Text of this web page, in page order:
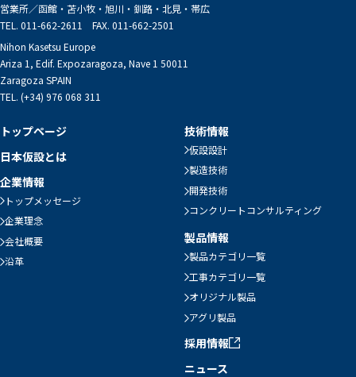
営業所／函館・苫小牧・旭川・釧路・北見・帯広
TEL. 011-662-2611 FAX. 011-662-2501
Nihon Kasetsu Europe
Ariza 1, Edif. Expozaragoza, Nave 1 50011
Zaragoza SPAIN
TEL. (+34) 976 068 311
トップページ
日本仮設とは
企業情報
トップメッセージ
企業理念
会社概要
沿革
技術情報
仮設設計
製造技術
開発技術
コンクリートコンサルティング
製品情報
製品カテゴリ一覧
工事カテゴリ一覧
オリジナル製品
アグリ製品
採用情報
ニュース